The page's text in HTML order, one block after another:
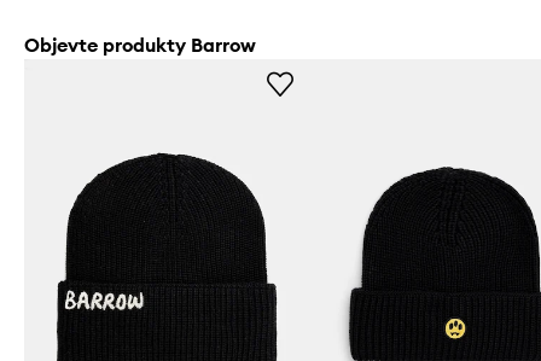
Objevte produkty Barrow